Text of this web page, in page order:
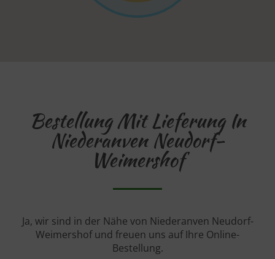
Bestellung Mit Lieferung In
Niederanven Neudorf-
Weimershof
Ja, wir sind in der Nähe von Niederanven Neudorf-
Weimershof und freuen uns auf Ihre Online-
Bestellung.